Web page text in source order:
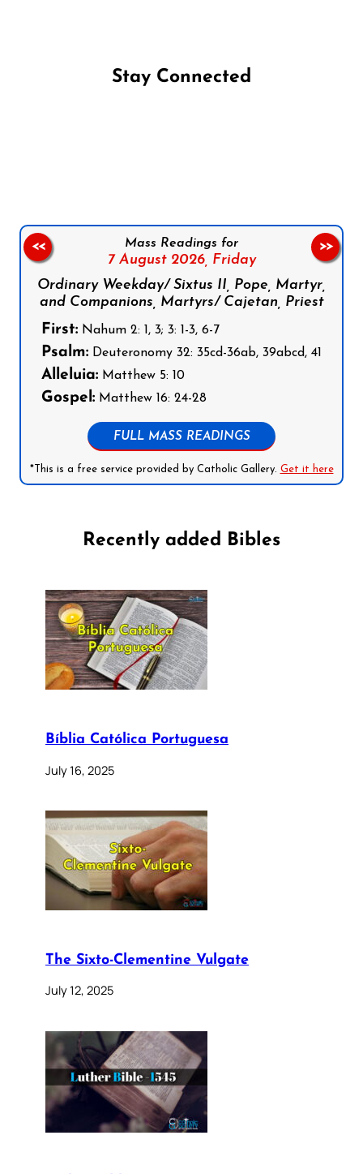
Stay Connected
Mass Readings for
7 August 2026, Friday
Ordinary Weekday/ Sixtus II, Pope, Martyr,
and Companions, Martyrs/ Cajetan, Priest
First: Nahum 2: 1, 3; 3: 1-3, 6-7
Psalm: Deuteronomy 32: 35cd-36ab, 39abcd, 41
Alleluia: Matthew 5: 10
Gospel: Matthew 16: 24-28
FULL MASS READINGS
*This is a free service provided by Catholic Gallery. Get it here
<< >>
Recently added Bibles
Bíblia Católica Portuguesa
July 16, 2025
The Sixto-Clementine Vulgate
July 12, 2025